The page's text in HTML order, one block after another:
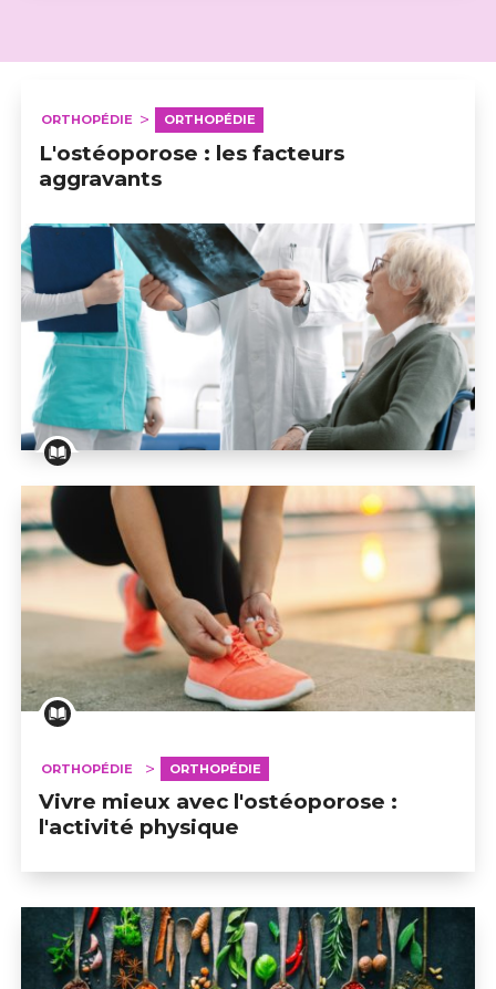
ORTHOPÉDIE ORTHOPÉDIE
L'ostéoporose : les facteurs
aggravants
L'ostéoporose : les facteurs aggravants
ORTHOPÉDIE ORTHOPÉDIE
Vivre mieux avec l'ostéoporose :
l'activité physique